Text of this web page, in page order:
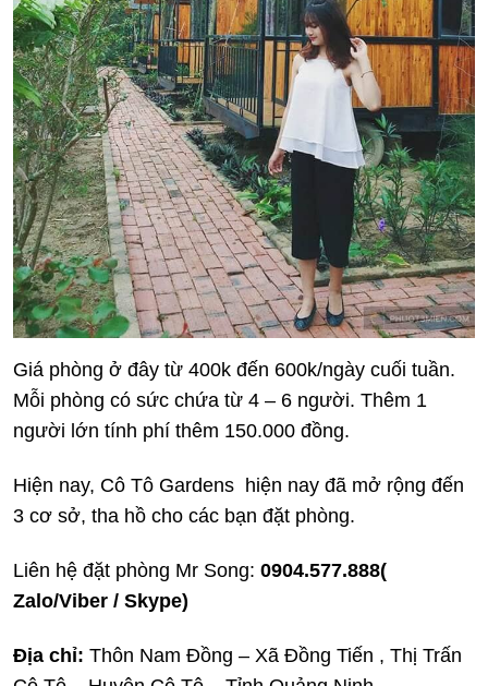
Giá phòng ở đây từ 400k đến 600k/ngày cuối tuần.
Mỗi phòng có sức chứa từ 4 – 6 người. Thêm 1
người lớn tính phí thêm 150.000 đồng.
Hiện nay, Cô Tô Gardens hiện nay đã mở rộng đến
3 cơ sở, tha hồ cho các bạn đặt phòng.
Liên hệ đặt phòng Mr Song: 0904.577.888(
Zalo/Viber / Skype)
Địa chỉ: Thôn Nam Đồng – Xã Đồng Tiến , Thị Trấn